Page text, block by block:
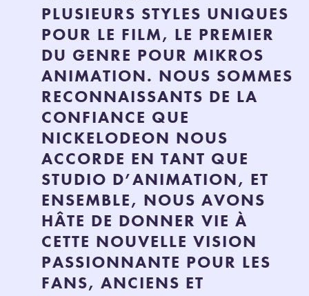
PLUSIEURS STYLES UNIQUES
POUR LE FILM, LE PREMIER
DU GENRE POUR MIKROS
ANIMATION. NOUS SOMMES
RECONNAISSANTS DE LA
CONFIANCE QUE
NICKELODEON NOUS
ACCORDE EN TANT QUE
STUDIO D’ANIMATION, ET
ENSEMBLE, NOUS AVONS
HÂTE DE DONNER VIE À
CETTE NOUVELLE VISION
PASSIONNANTE POUR LES
FANS, ANCIENS ET